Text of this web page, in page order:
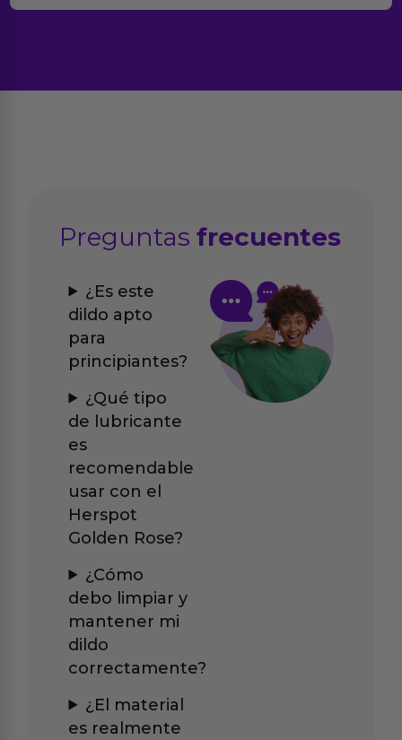
Preguntasfrecuentes
¿Es este
dildo apto
para
principiantes?
¿Qué tipo
de lubricante
es
recomendable
usar con el
Herspot
Golden Rose?
¿Cómo
debo limpiar y
mantener mi
dildo
correctamente?
¿El material
es realmente